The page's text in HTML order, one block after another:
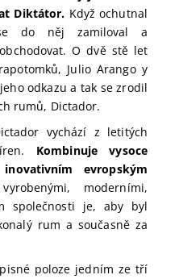
Diktátor. Když ochutnal
do něj zamiloval a
O dvě stě let
Julio Arango y
odkazu a tak se zrodil
rumů, Dictador.
vychází z letitých
Kombinuje vysoce
evropským
moderními,
společnosti je, aby byl
rum a současně za
poloze jedním ze tří